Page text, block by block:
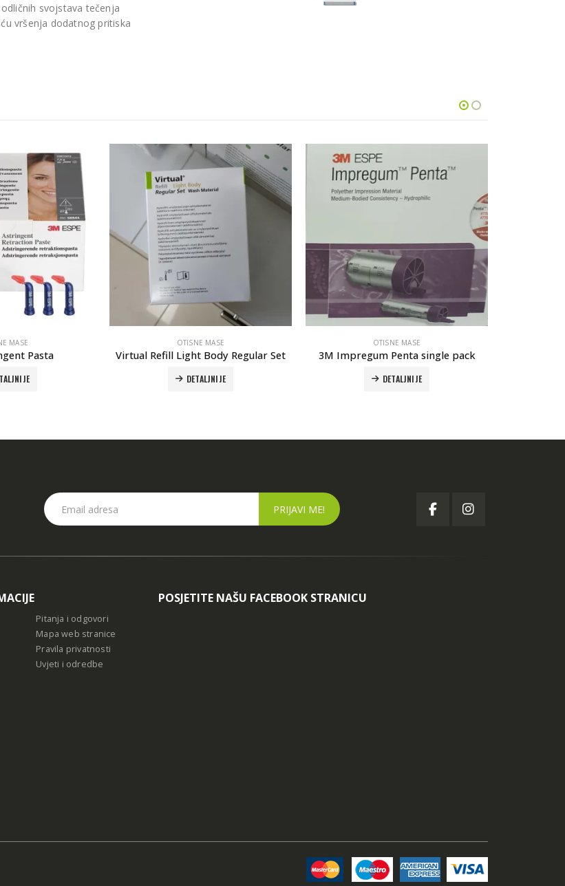
svojstava tečenja
vršenja dodatnog pritiska
MASE
Pasta
OTISNE MASE
Virtual Refill Light Body Regular Set
DETALJNIJE
OTISNE MASE
3M Impregum Penta single pack
DETALJNIJE
Pitanja i odgovori
Mapa web stranice
Pravila privatnosti
Uvjeti i odredbe
POSJETITE NAŠU FACEBOOK STRANICU